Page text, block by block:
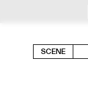
SCENE